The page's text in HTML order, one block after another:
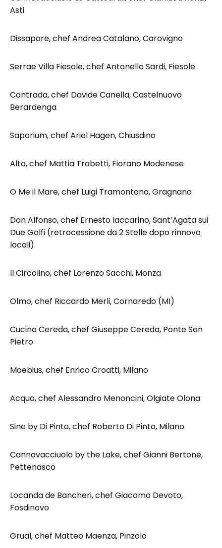
Asti
Dissapore, chef Andrea Catalano, Carovigno
Serrae Villa Fiesole, chef Antonello Sardi, Fiesole
Contrada, chef Davide Canella, Castelnuovo
Berardenga
Saporium, chef Ariel Hagen, Chiusdino
Alto, chef Mattia Trabetti, Fiorano Modenese
O Me il Mare, chef Luigi Tramontano, Gragnano
Don Alfonso, chef Ernesto Iaccarino, Sant’Agata sui
Due Golfi (retrocessione da 2 Stelle dopo rinnovo
locali)
Il Circolino, chef Lorenzo Sacchi, Monza
Olmo, chef Riccardo Merli, Cornaredo (MI)
Cucina Cereda, chef Giuseppe Cereda, Ponte San
Pietro
Moebius, chef Enrico Croatti, Milano
Acqua, chef Alessandro Menoncini, Olgiate Olona
Sine by Di Pinto, chef Roberto Di Pinto, Milano
Cannavacciuolo by the Lake, chef Gianni Bertone,
Pettenasco
Locanda de Bancheri, chef Giacomo Devoto,
Fosdinovo
Grual, chef Matteo Maenza, Pinzolo